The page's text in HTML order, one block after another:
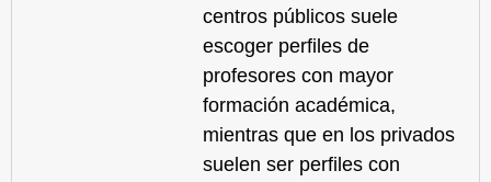
centros públicos suele
escoger perfiles de
profesores con mayor
formación académica,
mientras que en los privados
suelen ser perfiles con